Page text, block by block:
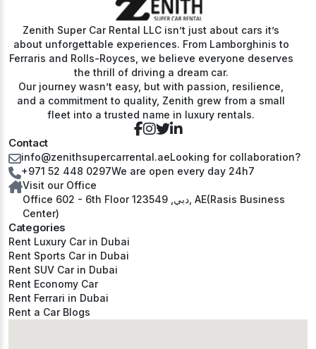
Zenith Super Car Rental LLC isn’t just about cars it’s
about unforgettable experiences. From Lamborghinis to
Ferraris and Rolls-Royces, we believe everyone deserves
the thrill of driving a dream car.
Our journey wasn’t easy, but with passion, resilience,
and a commitment to quality, Zenith grew from a small
fleet into a trusted name in luxury rentals.
Categories
Rent Luxury Car in Dubai
Rent Sports Car in Dubai
Rent SUV Car in Dubai
Rent Economy Car
Rent Ferrari in Dubai
Rent a Car Blogs
Contact
info@zenithsupercarrental.aeLooking for collaboration?
+971 52 448 0297We are open every day 24h7
Visit our Office
Office 602 - 6th Floor دبي, 123549, AE(Rasis Business
Center)